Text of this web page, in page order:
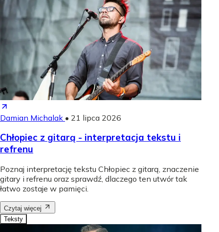
Damian Michalak • 21 lipca 2026
Chłopiec z gitarą - interpretacja tekstu i
refrenu
Poznaj interpretację tekstu Chłopiec z gitarą, znaczenie
gitary i refrenu oraz sprawdź, dlaczego ten utwór tak
łatwo zostaje w pamięci.
Czytaj więcej
Teksty